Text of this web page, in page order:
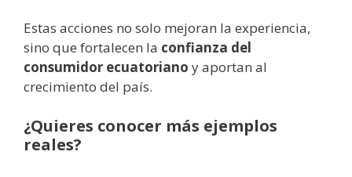
Estas acciones no solo mejoran la experiencia,
sino que fortalecen la confianza del
consumidor ecuatoriano y aportan al
crecimiento del país.
¿Quieres conocer más ejemplos
reales?